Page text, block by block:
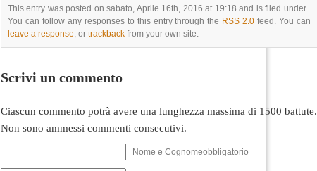
This entry was posted on sabato, Aprile 16th, 2016 at 19:18 and is filed under .
You can follow any responses to this entry through the RSS 2.0 feed. You can
leave a response, or trackback from your own site.
Scrivi un commento
Ciascun commento potrà avere una lunghezza massima di 1500 battute.
Non sono ammessi commenti consecutivi.
Nome e Cognomeobbligatorio